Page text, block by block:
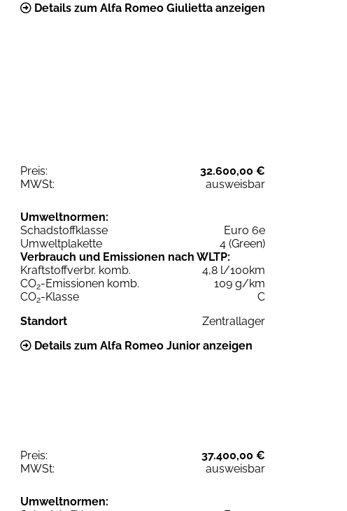
Details zum Alfa Romeo Giulietta anzeigen
Preis:
32.600,00 €
MWSt:
ausweisbar
Umweltnormen:
Schadstoffklasse
Euro 6e
Umweltplakette
4 (Green)
Verbrauch und Emissionen nach WLTP:
Kraftstoffverbr. komb.
4,8 l/100km
CO2-Emissionen komb.
109 g/km
CO2-Klasse
C
Standort
Zentrallager
Details zum Alfa Romeo Junior anzeigen
Preis:
37.400,00 €
MWSt:
ausweisbar
Umweltnormen: